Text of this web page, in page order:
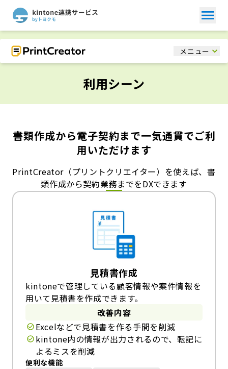
メニュー
利用シーン
書類作成から電子契約まで一気通貫でご利
用いただけます
PrintCreator（プリントクリエイター）を使えば、書
類作成から契約業務までをDXできます
見積書作成
kintoneで管理している顧客情報や案件情報を
用いて見積書を作成できます。
改善内容
Excelなどで見積書を作る手間を削減
kintone内の情報が出力されるので、転記に
よるミスを削減
便利な機能